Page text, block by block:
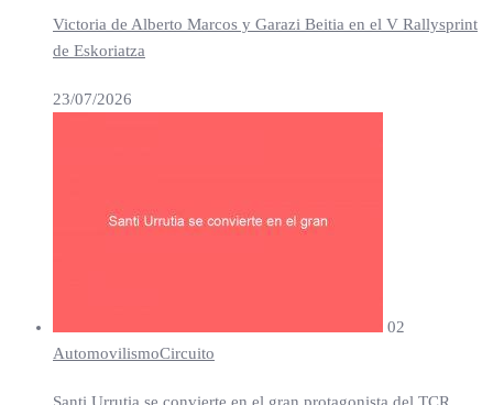
Victoria de Alberto Marcos y Garazi Beitia en el V Rallysprint
de Eskoriatza
23/07/2026
02
AutomovilismoCircuito
Santi Urrutia se convierte en el gran protagonista del TCR